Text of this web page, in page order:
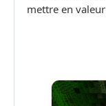
mettre en